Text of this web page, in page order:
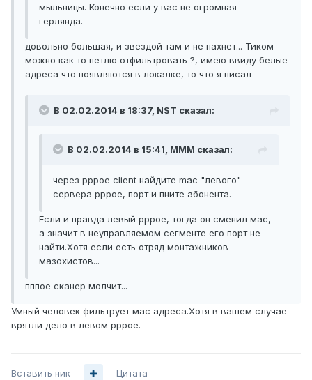
мыльницы. Конечно если у вас не огромная
герлянда.
довольно большая, и звездой там и не пахнет... Тиком
можно как то петлю отфильтровать ?, имею ввиду белые
адреса что появляются в локалке, то что я писал
В 02.02.2014 в 18:37, NST сказал:
В 02.02.2014 в 15:41, MMM сказал:
через pppoe client найдите mac "левого"
сервера pppoe, порт и пните абонента.
Если и правда левый рррое, тогда он сменил мас,
а значит в неуправляемом сегменте его порт не
найти.Хотя если есть отряд монтажников-
мазохистов...
пппое сканер молчит...
Умный человек фильтрует мас адреса.Хотя в вашем случае
врятли дело в левом рррое.
Вставить ник Цитата